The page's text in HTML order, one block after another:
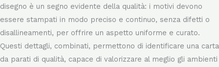
sporco o usura, come corridoi o aree frequentate. Anche il
disegno è un segno evidente della qualità: i motivi devono
essere stampati in modo preciso e continuo, senza difetti o
disallineamenti, per offrire un aspetto uniforme e curato.
Questi dettagli, combinati, permettono di identificare una carta